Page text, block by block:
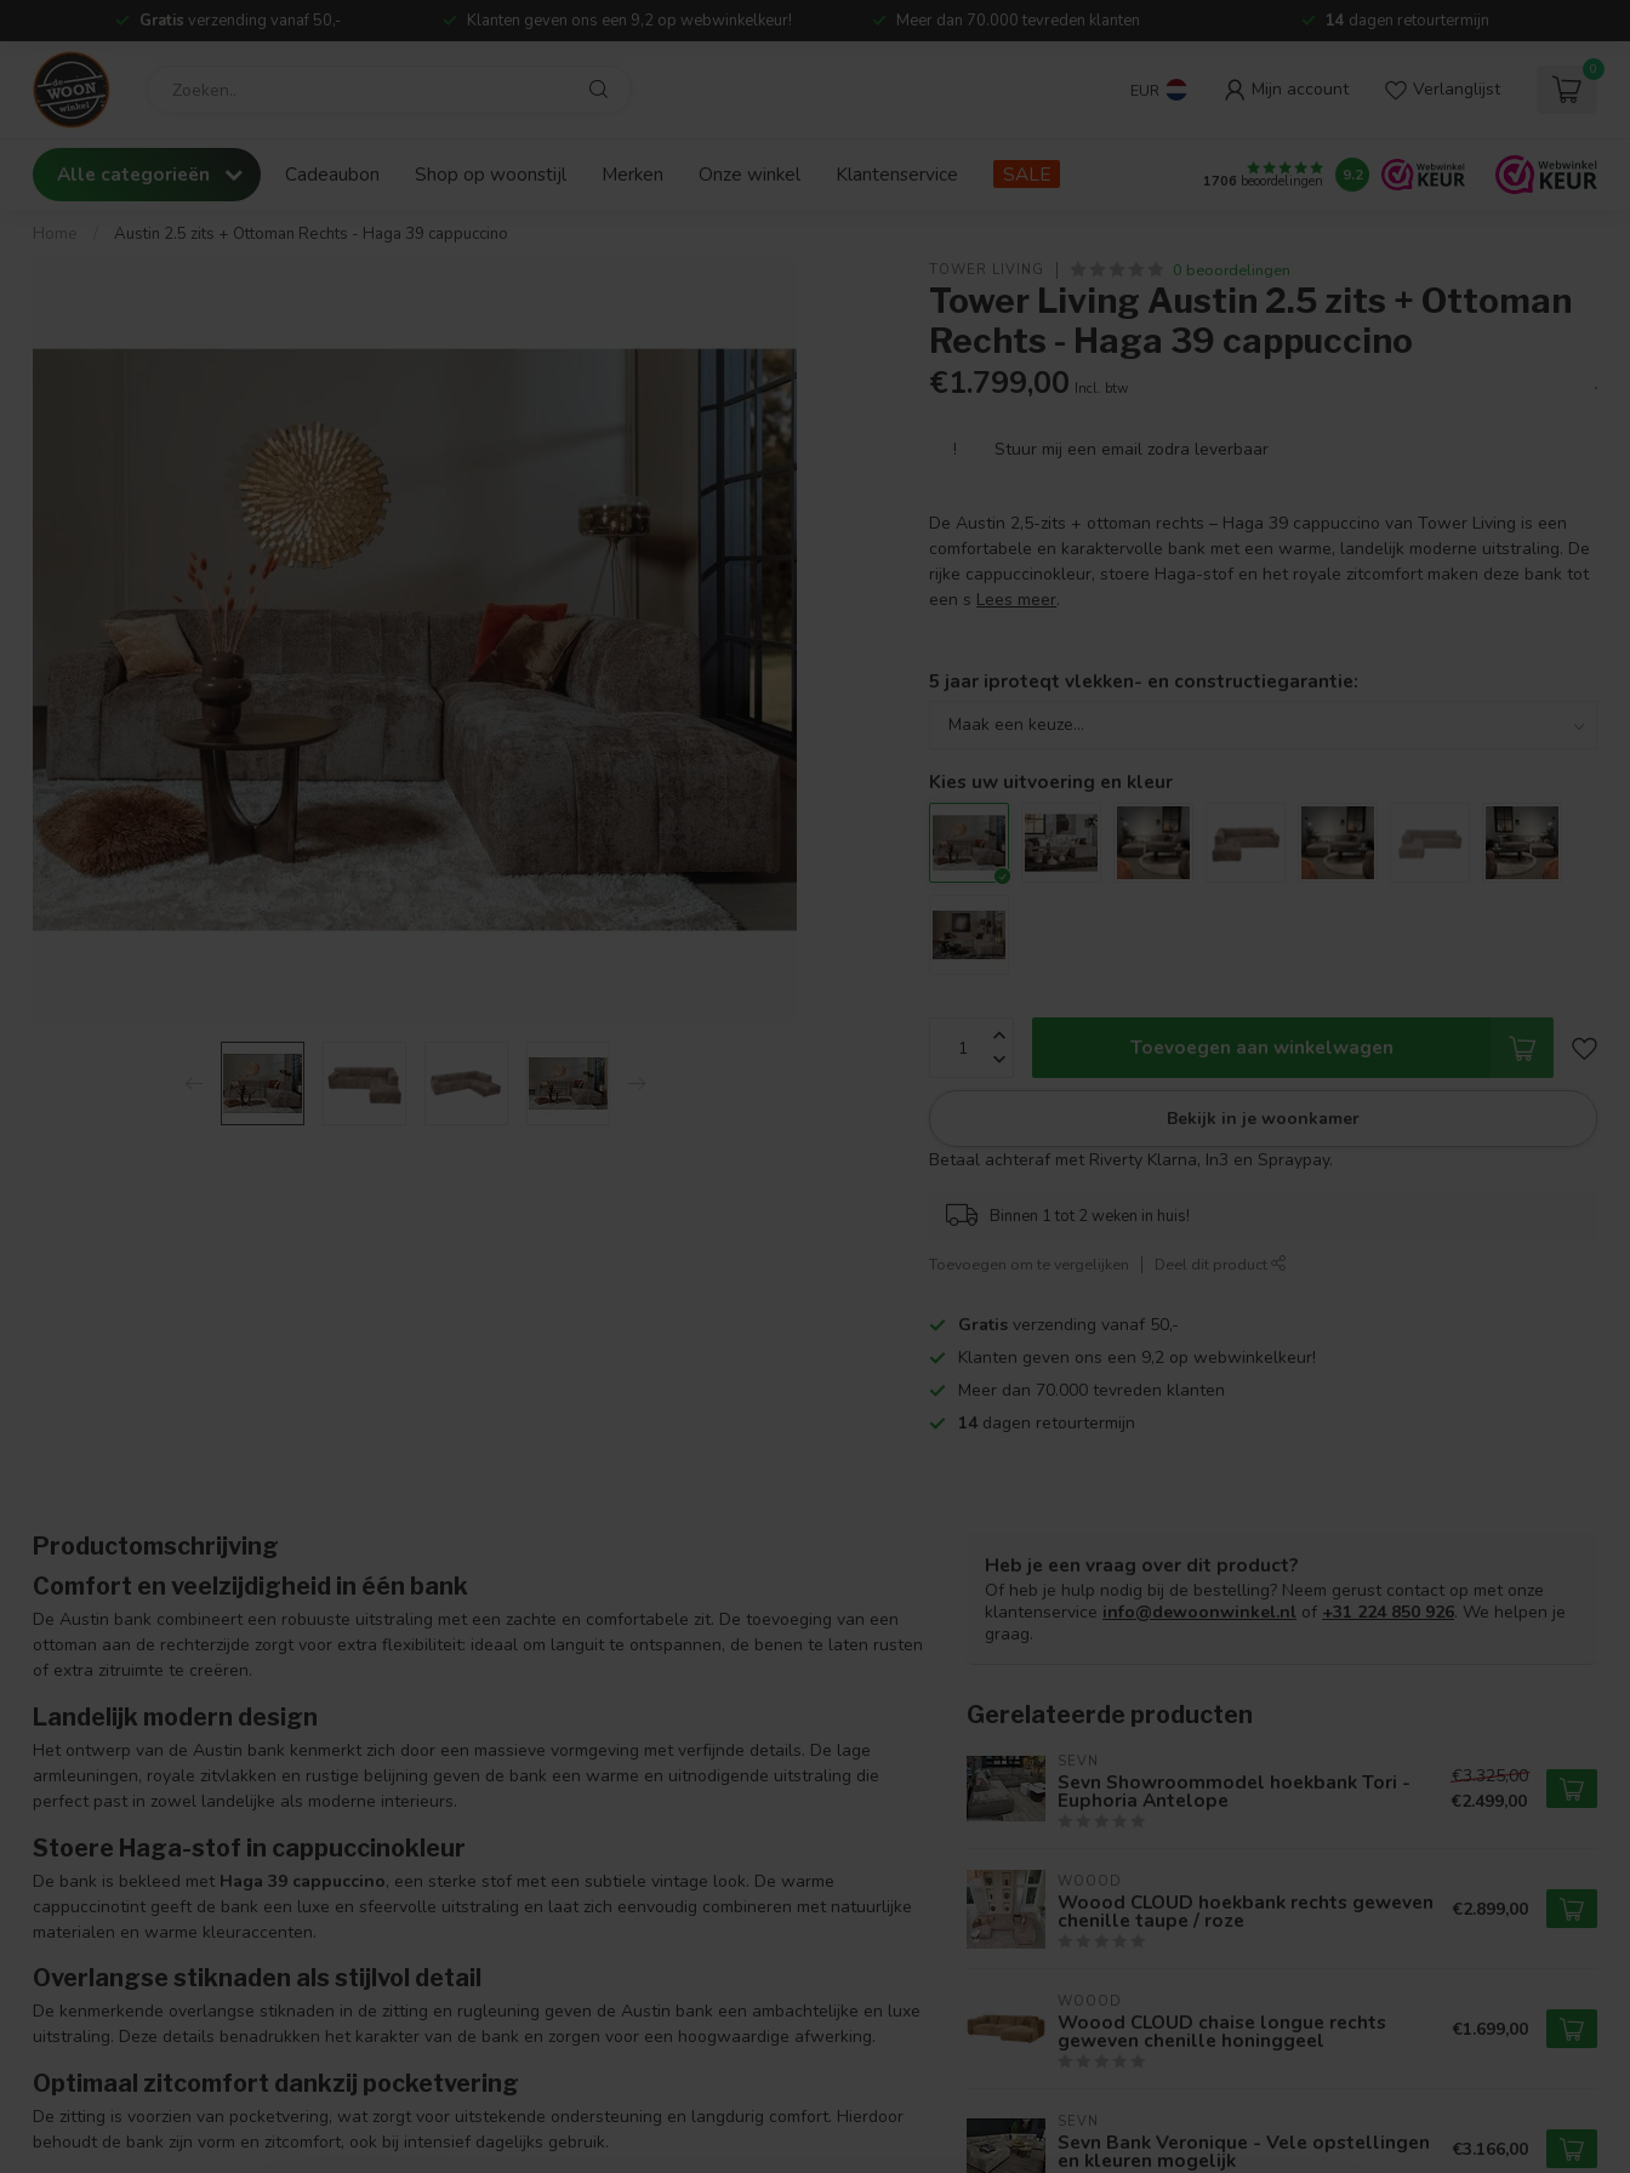
Gratis verzending vanaf 50,- Klanten geven ons een 9,2 op webwinkelkeur! Meer dan 70.000 tevreden klanten 14 dagen retourtermijn
EUR Mijn account Verlanglijst
0
Alle categorieën Cadeaubon Shop op woonstijl Merken Onze winkel Klantenservice SALE 1706 beoordelingen 9.2
Home Austin 2.5 zits + Ottoman Rechts - Haga 39 cappuccino
TOWER LIVING 0 beoordelingen
Tower Living Austin 2.5 zits + Ottoman
Rechts - Haga 39 cappuccino
€1.799,00 Incl. btw .
! Stuur mij een email zodra leverbaar
De Austin 2,5-zits + ottoman rechts – Haga 39 cappuccino van Tower Living is een
comfortabele en karaktervolle bank met een warme, landelijk moderne uitstraling. De
rijke cappuccinokleur, stoere Haga-stof en het royale zitcomfort maken deze bank tot
een s Lees meer.
5 jaar iproteqt vlekken- en constructiegarantie:
Kies uw uitvoering en kleur
Toevoegen aan winkelwagen
Bekijk in je woonkamer
Betaal achteraf met Riverty Klarna, In3 en Spraypay.
Binnen 1 tot 2 weken in huis!
Toevoegen om te vergelijken Deel dit product
Gratis verzending vanaf 50,-
Klanten geven ons een 9,2 op webwinkelkeur!
Meer dan 70.000 tevreden klanten
14 dagen retourtermijn
Productomschrijving
Comfort en veelzijdigheid in één bank
De Austin bank combineert een robuuste uitstraling met een zachte en comfortabele zit. De toevoeging van een
ottoman aan de rechterzijde zorgt voor extra flexibiliteit: ideaal om languit te ontspannen, de benen te laten rusten
of extra zitruimte te creëren.
Landelijk modern design
Het ontwerp van de Austin bank kenmerkt zich door een massieve vormgeving met verfijnde details. De lage
armleuningen, royale zitvlakken en rustige belijning geven de bank een warme en uitnodigende uitstraling die
perfect past in zowel landelijke als moderne interieurs.
Stoere Haga-stof in cappuccinokleur
De bank is bekleed met Haga 39 cappuccino, een sterke stof met een subtiele vintage look. De warme
cappuccinotint geeft de bank een luxe en sfeervolle uitstraling en laat zich eenvoudig combineren met natuurlijke
materialen en warme kleuraccenten.
Overlangse stiknaden als stijlvol detail
De kenmerkende overlangse stiknaden in de zitting en rugleuning geven de Austin bank een ambachtelijke en luxe
uitstraling. Deze details benadrukken het karakter van de bank en zorgen voor een hoogwaardige afwerking.
Optimaal zitcomfort dankzij pocketvering
De zitting is voorzien van pocketvering, wat zorgt voor uitstekende ondersteuning en langdurig comfort. Hierdoor
behoudt de bank zijn vorm en zitcomfort, ook bij intensief dagelijks gebruik.
Heb je een vraag over dit product?
Of heb je hulp nodig bij de bestelling? Neem gerust contact op met onze
klantenservice info@dewoonwinkel.nl of +31 224 850 926. We helpen je
graag.
Gerelateerde producten
SEVN
Sevn Showroommodel hoekbank Tori -
Euphoria Antelope
€3.325,00
€2.499,00
WOOOD
Woood CLOUD hoekbank rechts geweven
chenille taupe / roze €2.899,00
WOOOD
Woood CLOUD chaise longue rechts
geweven chenille honinggeel €1.699,00
SEVN
Sevn Bank Veronique - Vele opstellingen
en kleuren mogelijk €3.166,00